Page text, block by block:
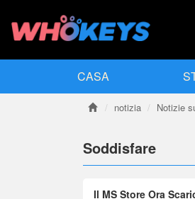
CASA
notizia Notizie
Soddisfare